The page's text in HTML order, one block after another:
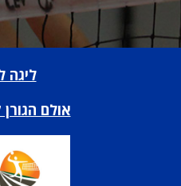
ליגה
אולם